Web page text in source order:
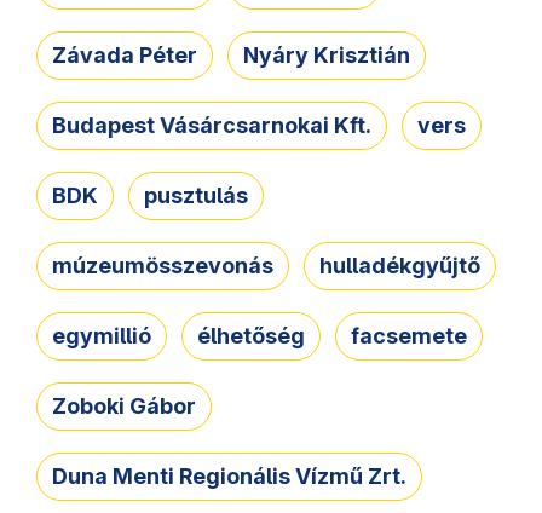
Závada Péter Nyáry Krisztián
Budapest Vásárcsarnokai Kft. vers
BDK pusztulás
múzeumösszevonás hulladékgyűjtő
egymillió élhetőség facsemete
Zoboki Gábor
Duna Menti Regionális Vízmű Zrt.